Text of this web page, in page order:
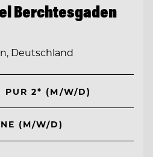
Berchtesgaden
Deutschland
PUR 2* (M/W/D)
(M/W/D)